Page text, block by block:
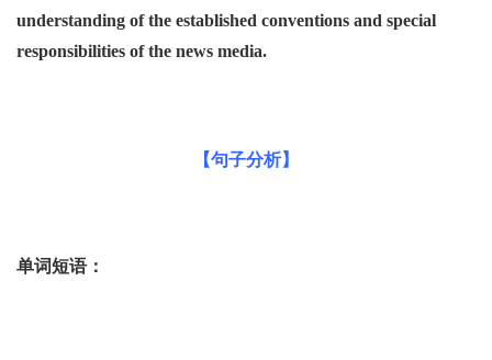
understanding of the established conventions and special
responsibilities ofthe news media.
【句子分析】
单词短语：